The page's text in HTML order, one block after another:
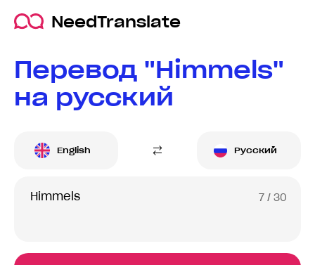
NeedTranslate
Перевод "Himmels"
на русский
English Русский
7 / 30